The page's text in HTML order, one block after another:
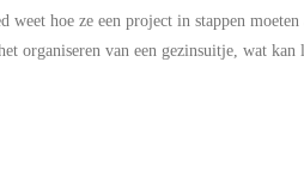
hoe ze een project in stappen
organiseren van een gezinsuitje, wat kan